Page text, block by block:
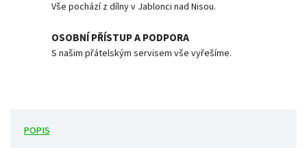
Vše pochází z dílny v Jablonci nad Nisou.
OSOBNÍ PŘÍSTUP A PODPORA
S našim přátelským servisem vše vyřešíme.
POPIS